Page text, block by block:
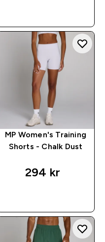
MP Women's Training
Shorts - Chalk Dust
294 kr‎